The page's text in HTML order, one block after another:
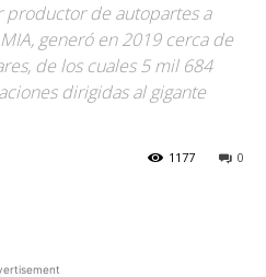
productor de autopartes a
generó en 2019 cerca de
de los cuales 5 mil 684
dirigidas al gigante
0
1177